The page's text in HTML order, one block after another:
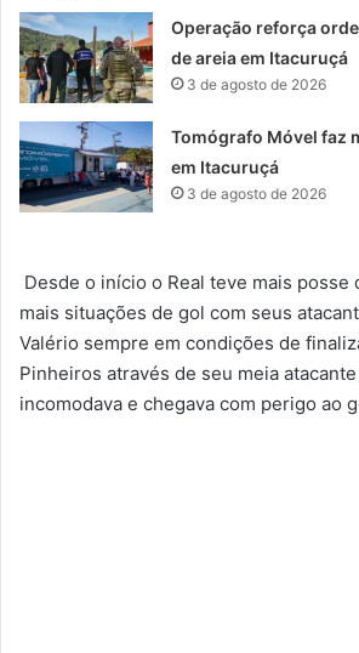
Operação reforça
de areia em Itacuruçá
3 de agosto de 2026
Tomógrafo Móvel faz
em Itacuruçá
3 de agosto de 2026
Desde o início o Real teve mais posse
mais situações de gol com seus
Valério sempre em condições de
Pinheiros através de seu meia
incomodava e chegava com perigo ao